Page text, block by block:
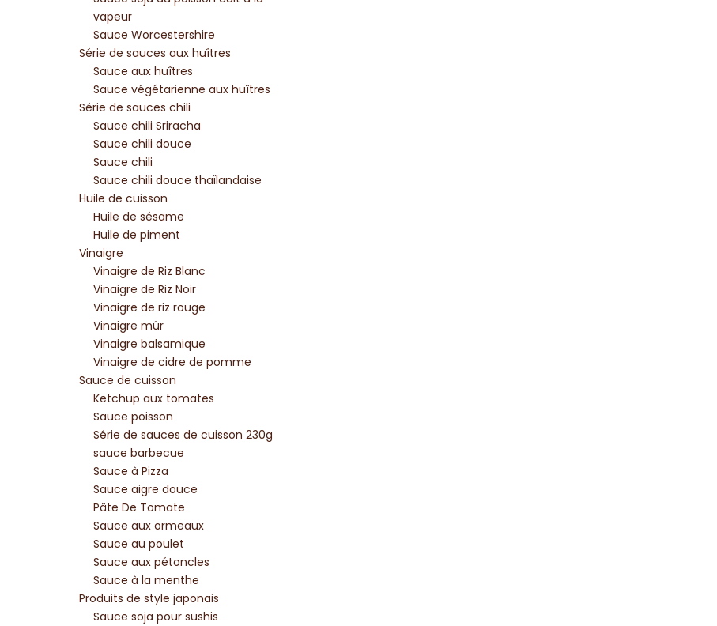
vapeur
Sauce Worcestershire
Série de sauces aux huîtres
Sauce aux huîtres
Sauce végétarienne aux huîtres
Série de sauces chili
Sauce chili Sriracha
Sauce chili douce
Sauce chili
Sauce chili douce thaïlandaise
Huile de cuisson
Huile de sésame
Huile de piment
Vinaigre
Vinaigre de Riz Blanc
Vinaigre de Riz Noir
Vinaigre de riz rouge
Vinaigre mûr
Vinaigre balsamique
Vinaigre de cidre de pomme
Sauce de cuisson
Ketchup aux tomates
Sauce poisson
Série de sauces de cuisson 230g
sauce barbecue
Sauce à Pizza
Sauce aigre douce
Pâte De Tomate
Sauce aux ormeaux
Sauce au poulet
Sauce aux pétoncles
Sauce à la menthe
Produits de style japonais
Sauce soja pour sushis